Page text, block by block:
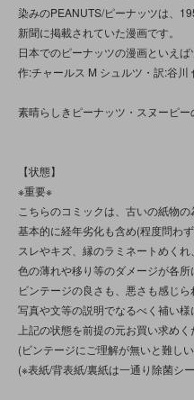
染みのPEANUTS/ピーナッツは、
新聞に掲載されていた漫画です。
日本でのピーナッツの漫画といえ
作:チャールス M シュルツ・訳:谷川
素晴らしきピーナッツ・スヌーピ
【状態】
※重要※
こちらのコミックは、古いの紙物の
基本的に経年劣化も含め(程度問わ
スレやキズ、縁のラミネートめくれ
色の薄れや移り等のダメージが各所
ビンテージの良さも、悪さも感じら
写真や文等の説明でなるべく補い様
上記の状態を前提の元お買い求めく
(ビンテージにご理解が無いと難し
(※表紙/背表紙/裏紙は一通り除菌シ